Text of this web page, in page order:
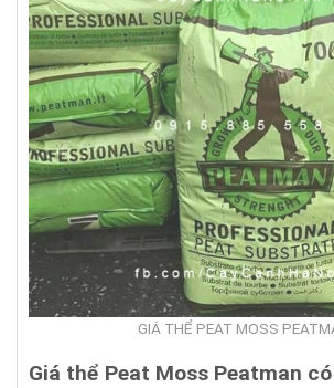
GIÁ THỂ PEAT MOSS
Giá thể Peat Moss Peatman